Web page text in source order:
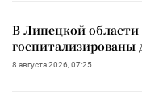
В Липецкой
госпитализированы
8 августа 2026, 07:25